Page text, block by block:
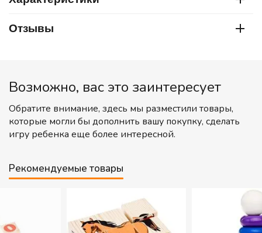
Отзывы
Возможно, вас это заинтересует
Обратите внимание, здесь мы разместили товары,
которые могли бы дополнить вашу покупку, сделать
игру ребенка еще более интересной.
Рекомендуемые товары